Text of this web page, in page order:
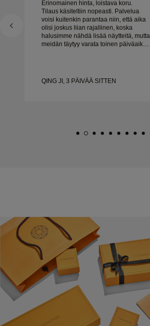
Erinomainen hinta, loistava koru.
Tilaus käsiteltiin nopeasti. Palvelua
voisi kuitenkin parantaa niin, että aika
olisi joskus liian rajallinen, koska
halusimme nähdä lisää näytteitä, mutta
meidän täytyy varata toinen päiväaika.
QING JI, 3 PÄIVÄÄ SITTEN